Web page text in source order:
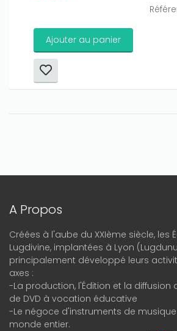
Ajouter au panier
A Propos
Créées à l'aube du XXIème siècle, les
Lugdivine, implantées à Lyon
principalement développé leurs
axes :
-La production, l'Édition et la diffusion
de DVD à vocation éducative
-Le négoce d'instruments de
monde entier.